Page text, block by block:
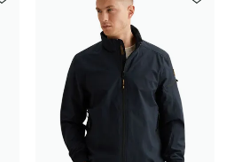
Toevoegen aan favorieten